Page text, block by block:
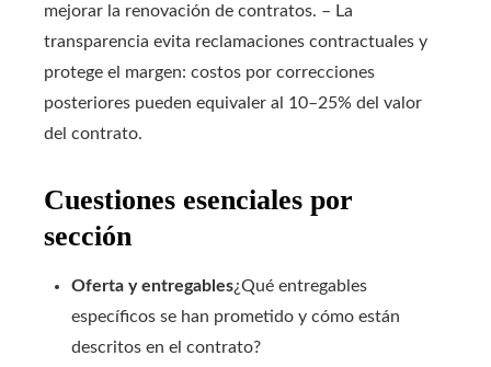
mejorar la renovación de contratos. – La
transparencia evita reclamaciones contractuales y
protege el margen: costos por correcciones
posteriores pueden equivaler al 10–25% del valor
del contrato.
Cuestiones esenciales por
sección
Oferta y entregables¿Qué entregables
específicos se han prometido y cómo están
descritos en el contrato?